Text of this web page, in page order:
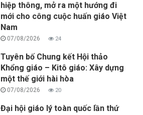
hiệp thông, mở ra một hướng đi
mới cho công cuộc huấn giáo Việt
Nam
07/08/2026 24
Tuyên bố Chung kết Hội thảo
Khổng giáo – Kitô giáo: Xây dựng
một thế giới hài hòa
07/08/2026 20
Đại hội giáo lý toàn quốc lần thứ